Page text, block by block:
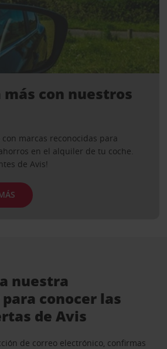
con nuestros
con marcas reconocidas para
en el alquiler de tu coche.
de Avis!
nuestra
conocer las
de Avis
de correo electrónico, confirmas